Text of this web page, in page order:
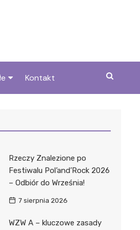
Kontakt
Rzeczy Znalezione po
Festiwalu Pol’and’Rock 2026
– Odbiór do Września!
7 sierpnia 2026
WZW A – kluczowe zasady